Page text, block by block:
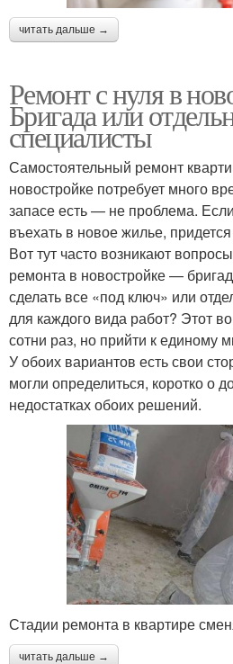
читать дальше →
Ремонт с нуля в
Бригада или
специалисты
Самостоятельный ремонт
новостройке потребует много
запасе есть — не проблема.
въехать в новое жилье,
Вот тут часто возникают
ремонта в новостройке —
сделать все «под ключ» или
для каждого вида работ? Этот
сотни раз, но прийти к единому
У обоих вариантов есть свои
могли определиться, коротко о
недостатках обоих решений.
Стадии ремонта в квартире
читать дальше →